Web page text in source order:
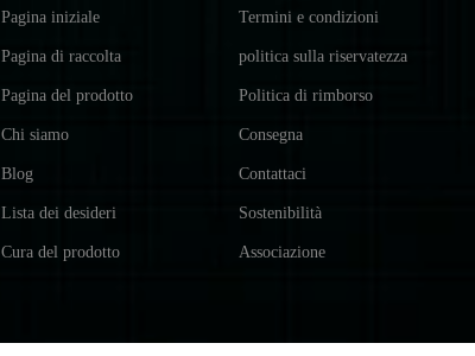
Pagina iniziale
Pagina di raccolta
Pagina del prodotto
Chi siamo
Blog
Lista dei desideri
Cura del prodotto
Termini e condizioni
politica sulla riservatezza
Politica di rimborso
Consegna
Contattaci
Sostenibilità
Associazione